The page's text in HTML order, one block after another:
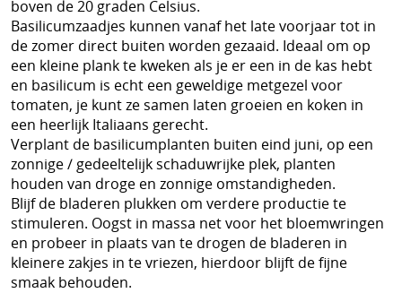
boven de 20 graden Celsius.
Basilicumzaadjes kunnen vanaf het late voorjaar tot in
de zomer direct buiten worden gezaaid. Ideaal om op
een kleine plank te kweken als je er een in de kas hebt
en basilicum is echt een geweldige metgezel voor
tomaten, je kunt ze samen laten groeien en koken in
een heerlijk Italiaans gerecht.
Verplant de basilicumplanten buiten eind juni, op een
zonnige / gedeeltelijk schaduwrijke plek, planten
houden van droge en zonnige omstandigheden.
Blijf de bladeren plukken om verdere productie te
stimuleren. Oogst in massa net voor het bloemwringen
en probeer in plaats van te drogen de bladeren in
kleinere zakjes in te vriezen, hierdoor blijft de fijne
smaak behouden.